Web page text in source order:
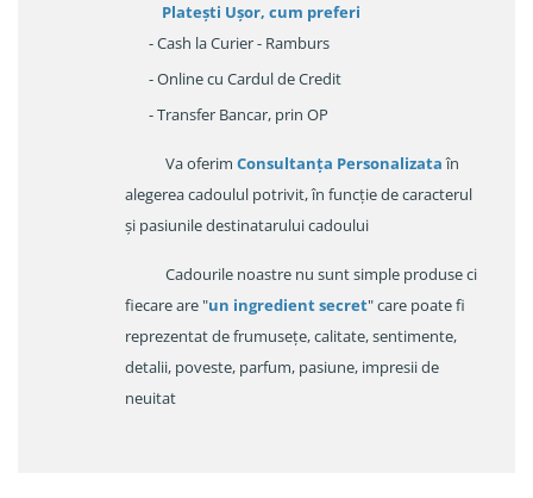
Platești Ușor, cum preferi
- Cash la Curier - Ramburs
- Online cu Cardul de Credit
- Transfer Bancar, prin OP
Va oferim Consultanța Personalizataîn
alegerea cadoulul potrivit, în funcție de caracterul
și pasiunile destinatarului cadoului
Cadourile noastre nu sunt simple produse ci
fiecare are "un ingredient secret" care poate fi
reprezentat de frumusețe, calitate, sentimente,
detalii, poveste, parfum, pasiune, impresii de
neuitat